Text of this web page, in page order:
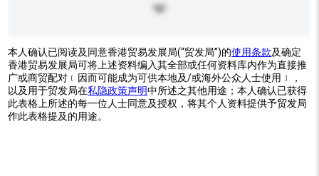
本人确认已阅读及同意香港贸易发展局(“贸发局”)的使用条款及确定
香港贸易发展局可将上述资料编入其全部或任何资料库内作为直接推
广或商贸配对﹝因而可能成为可供本地及/或海外公众人士使用﹞，
以及用于贸发局在私隐政策声明中所述之其他用途；本人确认已获得
此表格上所述的每一位人士同意及授权，将其个人资料提供予贸发局
作此表格提及的用途。